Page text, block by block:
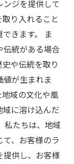
ジを提供して
り入れること
きます。 ま
統がある場合
や伝統を取り
が生まれま
域の文化や風
に溶け込んだ
私たちは、地域
、お客様のラ
提供し、お客様